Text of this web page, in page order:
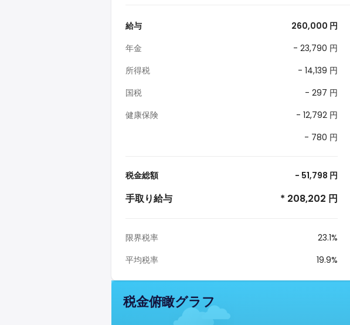
給与
260,000 円
年金
- 23,790 円
所得税
- 14,139 円
国税
- 297 円
健康保険
- 12,792 円
- 780 円
税金総額 - 51,798 円
手取り給与 * 208,202 円
限界税率
23.1%
平均税率
19.9%
税金俯瞰グラフ